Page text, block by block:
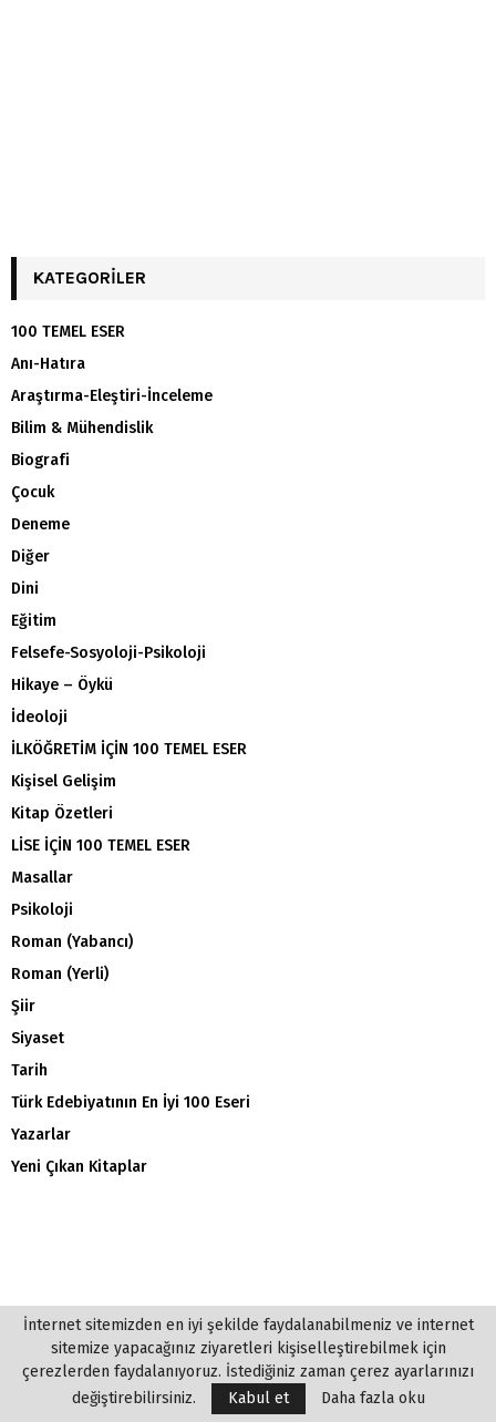
KATEGORILER
100 TEMEL ESER
Anı-Hatıra
Araştırma-Eleştiri-İnceleme
Bilim & Mühendislik
Biografi
Çocuk
Deneme
Diğer
Dini
Eğitim
Felsefe-Sosyoloji-Psikoloji
Hikaye – Öykü
İdeoloji
İLKÖĞRETİM İÇİN 100 TEMEL ESER
Kişisel Gelişim
Kitap Özetleri
LİSE İÇİN 100 TEMEL ESER
Masallar
Psikoloji
Roman (Yabancı)
Roman (Yerli)
Şiir
Siyaset
Tarih
Türk Edebiyatının En İyi 100 Eseri
Yazarlar
Yeni Çıkan Kitaplar
İnternet sitemizden en iyi şekilde faydalanabilmeniz ve internet
sitemize yapacağınız ziyaretleri kişiselleştirebilmek için
çerezlerden faydalanıyoruz. İstediğiniz zaman çerez ayarlarınızı
değiştirebilirsiniz.
Kabul et Daha fazla oku